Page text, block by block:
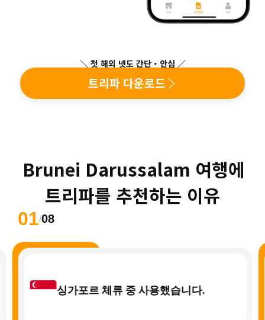
＼ 첫 해외 넷도 간단・안심 ／
트리파 다운로드
트리파를 추천하는 이유
01/08
싱가포르 체류 중 사용했습니다.